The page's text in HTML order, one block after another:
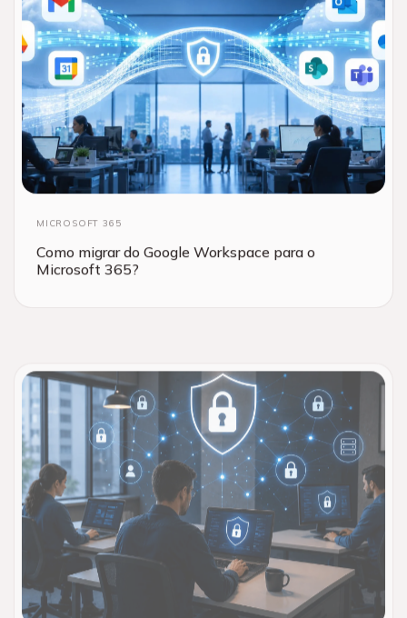
MICROSOFT 365
Como migrar do Google Workspace para o
Microsoft 365?